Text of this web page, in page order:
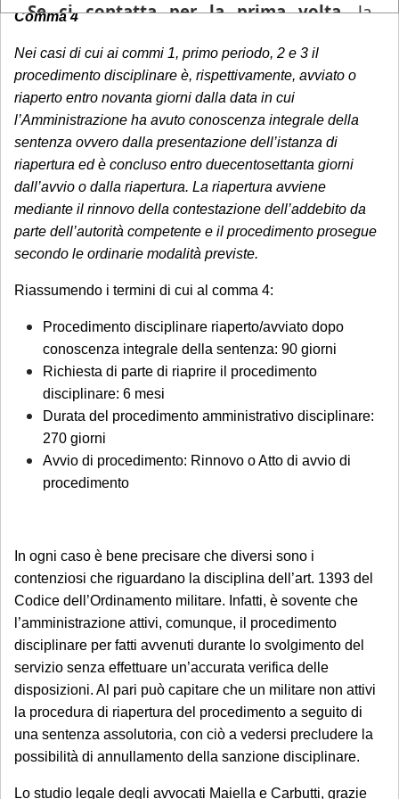
Comma 4
Nei casi di cui ai commi 1, primo periodo, 2 e 3 il
procedimento disciplinare è, rispettivamente, avviato o
riaperto entro novanta giorni dalla data in cui
l’Amministrazione ha avuto conoscenza integrale della
sentenza ovvero dalla presentazione dell’istanza di
riapertura ed è concluso entro duecentosettanta giorni
dall’avvio o dalla riapertura. La riapertura avviene
mediante il rinnovo della contestazione dell’addebito da
parte dell’autorità competente e il procedimento prosegue
secondo le ordinarie modalità previste.
Riassumendo i termini di cui al comma 4:
Procedimento disciplinare riaperto/avviato dopo
conoscenza integrale della sentenza: 90 giorni
Richiesta di parte di riaprire il procedimento
disciplinare: 6 mesi
Durata del procedimento amministrativo disciplinare:
270 giorni
Avvio di procedimento: Rinnovo o Atto di avvio di
procedimento
In ogni caso è bene precisare che diversi sono i
contenziosi che riguardano la disciplina dell’art. 1393 del
Codice dell’Ordinamento militare. Infatti, è sovente che
l’amministrazione attivi, comunque, il procedimento
disciplinare per fatti avvenuti durante lo svolgimento del
servizio senza effettuare un’accurata verifica delle
disposizioni. Al pari può capitare che un militare non attivi
la procedura di riapertura del procedimento a seguito di
una sentenza assolutoria, con ciò a vedersi precludere la
possibilità di annullamento della sanzione disciplinare.
Lo studio legale degli avvocati Maiella e Carbutti, grazie
Se ci contatta per la prima volta, la
consulenza pervenuta in questo periodo
sarà gestita in videoconferenza a fronte di
un compenso di€ 180,00, in ragione del
periodo di chiusura dello Studio.Si precisa
che tale maggiorazione non comporta un
trattamento prioritario: l'appuntamento
sarà calendarizzato in base alla disponibilità
dei professionisti, in relazione all'urgenza
della questione posta. Se interessato, si
invita a mandare una mail con richiesta di
Sarà comunque garantita assistenza
urgente esclusivamente per le seguenti
casistiche :
avviso di conclusione delle indagini ex
art. 415-bis c.p.p.;
ricorsi, memorie e osservazioni con
comunicate tempestivamente alla
notifica;
Per tali casistiche La invitiamo a descrivere
dettagliatamente la situazione in una
email: la Sua richiesta sarà evasa
esclusivamente tramite email di riscontro
da parte dello Studio, che indicherà le
modalità di gestione.
Se è già cliente dello Studio, le richieste